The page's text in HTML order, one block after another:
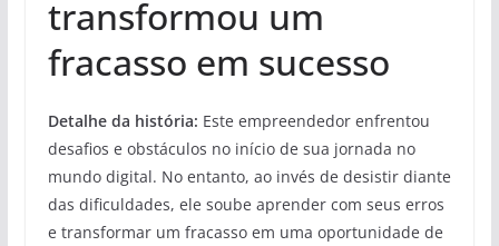
transformou um
fracasso em sucesso
Detalhe da história: Este empreendedor enfrentou
desafios e obstáculos no início de sua jornada no
mundo digital. No entanto, ao invés de desistir diante
das dificuldades, ele soube aprender com seus erros
e transformar um fracasso em uma oportunidade de